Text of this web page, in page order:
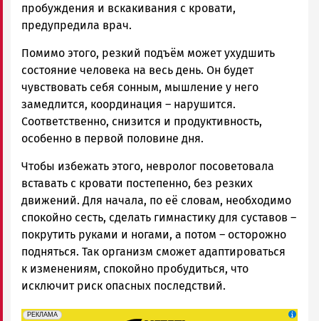
пробуждения и вскакивания с кровати,
предупредила врач.
Помимо этого, резкий подъём может ухудшить
состояние человека на весь день. Он будет
чувствовать себя сонным, мышление у него
замедлится, координация – нарушится.
Соответственно, снизится и продуктивность,
особенно в первой половине дня.
Чтобы избежать этого, невролог посоветовала
вставать с кровати постепенно, без резких
движений. Для начала, по её словам, необходимо
спокойно сесть, сделать гимнастику для суставов –
покрутить руками и ногами, а потом – осторожно
подняться. Так организм сможет адаптироваться
к изменениям, спокойно пробудиться, что
исключит риск опасных последствий.
erid: 2SDnjeFymr3
РЕКЛАМА
Реклама